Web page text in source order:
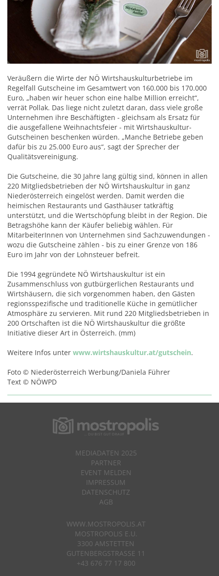
Veräußern die Wirte der NÖ Wirtshauskulturbetriebe im
Regelfall Gutscheine im Gesamtwert von 160.000 bis 170.000
Euro, „haben wir heuer schon eine halbe Million erreicht“,
verrät Pollak. Das liege nicht zuletzt daran, dass viele große
Unternehmen ihre Beschäftigten - gleichsam als Ersatz für
die ausgefallene Weihnachtsfeier - mit Wirtshauskultur-
Gutscheinen beschenken würden. „Manche Betriebe geben
dafür bis zu 25.000 Euro aus“, sagt der Sprecher der
Qualitätsvereinigung.
Die Gutscheine, die 30 Jahre lang gültig sind, können in allen
220 Mitgliedsbetrieben der NÖ Wirtshauskultur in ganz
Niederösterreich eingelöst werden. Damit werden die
heimischen Restaurants und Gasthäuser tatkräftig
unterstützt, und die Wertschöpfung bleibt in der Region. Die
Betragshöhe kann der Käufer beliebig wählen. Für
MitarbeiterInnen von Unternehmen sind Sachzuwendungen -
wozu die Gutscheine zählen - bis zu einer Grenze von 186
Euro im Jahr von der Lohnsteuer befreit.
Die 1994 gegründete NÖ Wirtshauskultur ist ein
Zusammenschluss von gutbürgerlichen Restaurants und
Wirtshäusern, die sich vorgenommen haben, den Gästen
regionsspezifische und traditionelle Küche in gemütlicher
Atmosphäre zu servieren. Mit rund 220 Mitgliedsbetrieben in
200 Ortschaften ist die NÖ Wirtshauskultur die größte
Initiative dieser Art in Österreich. (mm)
Weitere Infos unter www.wirtshauskultur.at/gutschein.
Foto © Niederösterreich Werbung/Daniela Führer
Text © NÖWPD
MEDIADATEN 2025
PARTNER
EVENT MELDEN
IMPRESSUM
DATENSCHUTZ
AGB
WWW.MOSTROPOLIS.AT
MOSTROPOLIS E.U.
3300 AMSTETTEN
GUTENBERGSTRASSE 11
+43 676 77 17 800